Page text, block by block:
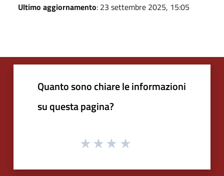
Ultimo aggiornamento: 23 settembre 2025, 15:05
Quanto sono chiare le informazioni
su questa pagina?